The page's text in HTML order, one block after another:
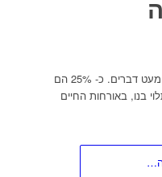
על מנת שנאריך ימים צריכים לקרות לא מעט דברים. כ- 25% הם
בנו, באורחות החיים